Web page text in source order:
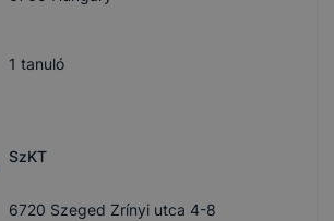
1 tanuló
SzKT
6720 Szeged Zrínyi utca 4-8